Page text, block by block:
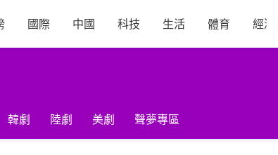
國際 中國 科技 生活 體育 經濟
韓劇 陸劇 美劇 聲夢專區